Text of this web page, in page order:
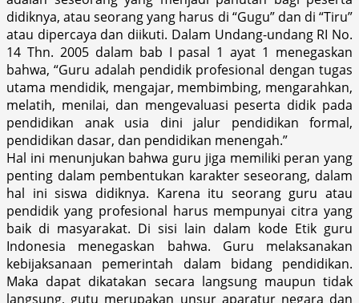
didiknya, atau seorang yang harus di “Gugu” dan di “Tiru”
atau dipercaya dan diikuti. Dalam Undang-undang RI No.
14 Thn. 2005 dalam bab I pasal 1 ayat 1 menegaskan
bahwa, “Guru adalah pendidik profesional dengan tugas
utama mendidik, mengajar, membimbing, mengarahkan,
melatih, menilai, dan mengevaluasi peserta didik pada
pendidikan anak usia dini jalur pendidikan formal,
pendidikan dasar, dan pendidikan menengah.”
Hal ini menunjukan bahwa guru jiga memiliki peran yang
penting dalam pembentukan karakter seseorang, dalam
hal ini siswa didiknya. Karena itu seorang guru atau
pendidik yang profesional harus mempunyai citra yang
baik di masyarakat. Di sisi lain dalam kode Etik guru
Indonesia menegaskan bahwa. Guru melaksanakan
kebijaksanaan pemerintah dalam bidang pendidikan.
Maka dapat dikatakan secara langsung maupun tidak
langsung, gutu merupakan unsur aparatur negara dan